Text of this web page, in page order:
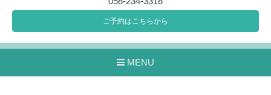
ご予約はこちらから
MENU